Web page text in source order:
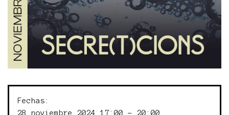
Fechas:
28 noviembre 2024 17:00 - 20:00